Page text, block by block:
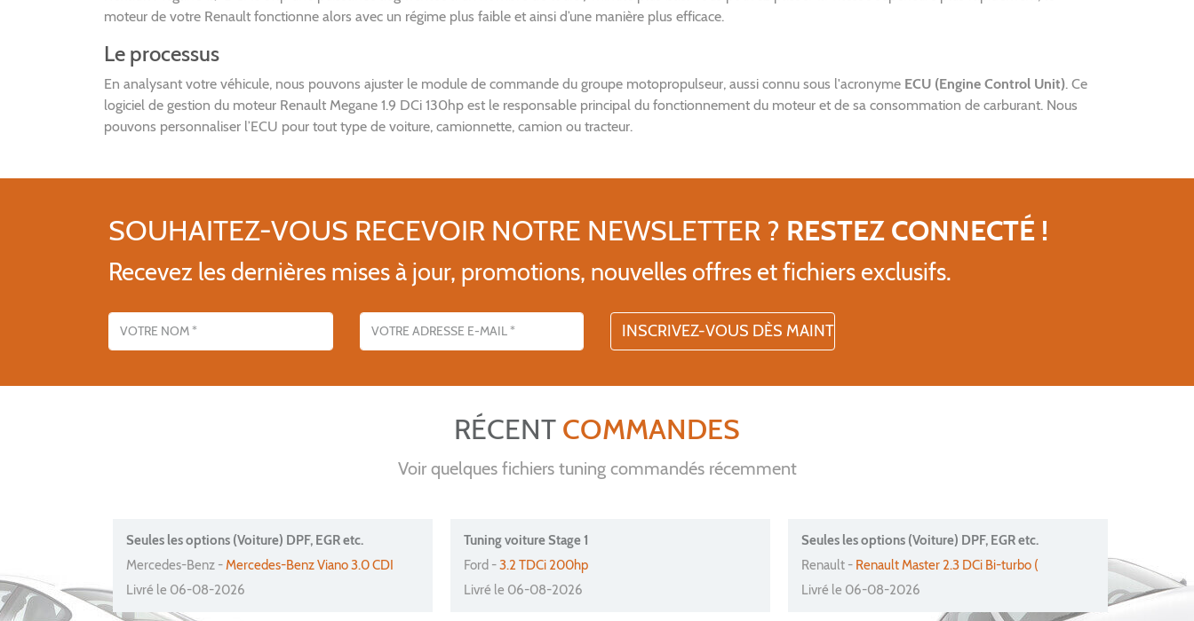
moteur de votre Renault fonctionne alors avec un régime plus faible et ainsi d’une manière plus efficace.
Le processus
En analysant votre véhicule, nous pouvons ajuster le module de commande du groupe motopropulseur, aussi connu sous l'acronyme ECU (Engine Control Unit). Ce
logiciel de gestion du moteur Renault Megane 1.9 DCi 130hp est le responsable principal du fonctionnement du moteur et de sa consommation de carburant. Nous
pouvons personnaliser l’ECU pour tout type de voiture, camionnette, camion ou tracteur.
SOUHAITEZ-VOUS RECEVOIR NOTRE NEWSLETTER ? RESTEZ CONNECTÉ !
Recevez les dernières mises à jour, promotions, nouvelles offres et fichiers exclusifs.
RÉCENT COMMANDES
Voir quelques fichiers tuning commandés récemment
Seules les options (Voiture) DPF, EGR etc.
Mercedes-Benz -Mercedes-Benz Viano 3.0 CDI
Livré le 06-08-2026
Tuning voiture Stage 1
Ford -3.2 TDCi 200hp
Livré le 06-08-2026
Seules les options (Voiture) DPF, EGR etc.
Renault - Renault Master 2.3 DCi Bi-turbo (
Livré le 06-08-2026